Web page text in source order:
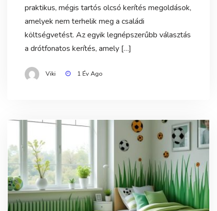
praktikus, mégis tartós olcsó kerítés megoldások,
amelyek nem terhelik meg a családi
költségvetést. Az egyik legnépszerűbb választás
a drótfonatos kerítés, amely […]
Viki 1 Év Ago